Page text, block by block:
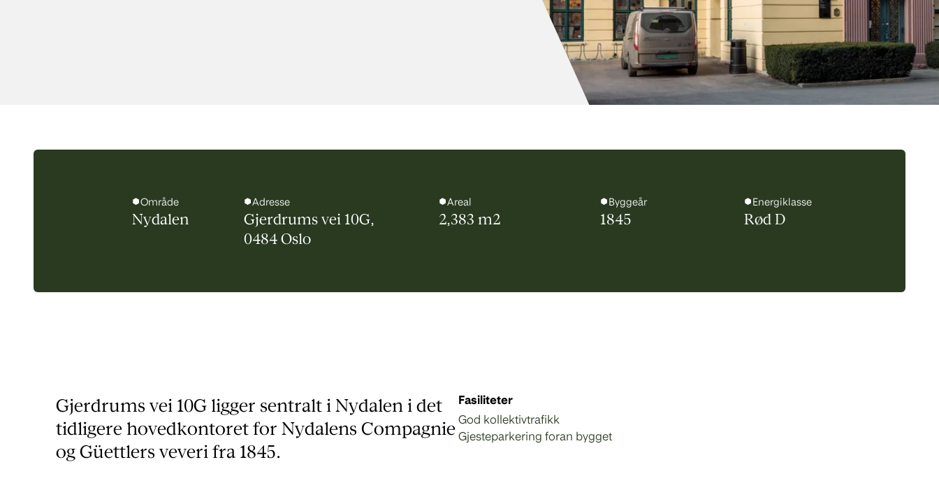
Område
Nydalen
Adresse
Gjerdrums vei 10G,
0484 Oslo
Areal
2,383 m2
Byggeår
1845
Energiklasse
Rød D
Gjerdrums vei 10G ligger sentralt i Nydalen i det
tidligere hovedkontoret for Nydalens Compagnie
og Güettlers veveri fra 1845.
Fasiliteter
God kollektivtrafikk
Gjesteparkering foran bygget